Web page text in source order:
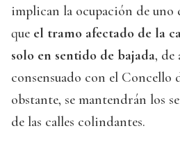
implican la ocupación de uno
que el tramo afectado de la
solo en sentido de bajada, de
consensuado con el Concello
obstante, se mantendrán los
de las calles colindantes.